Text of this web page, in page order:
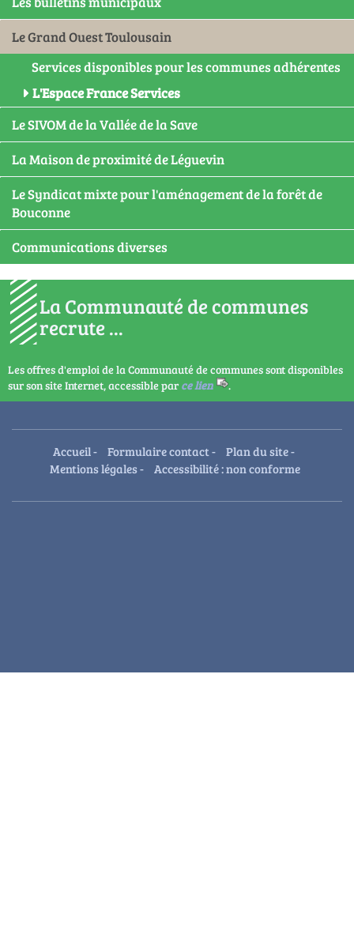
Le Grand Ouest Toulousain
Services disponibles pour les communes adhérentes
L'Espace France Services
Le SIVOM de la Vallée de la Save
La Maison de proximité de Léguevin
Le Syndicat mixte pour l'aménagement de la forêt de
Bouconne
Communications diverses
La Communauté de communes
recrute ...
Les offres d'emploi de la Communauté de communes sont disponibles
sur son site Internet, accessible par ce lien .
Accueil- Formulaire contact- Plan du site-
Mentions légales- Accessibilité : non conforme